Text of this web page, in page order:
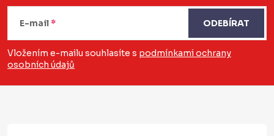
á
a
E-mail
Vložením e-mailu souhlasíte s podmínkami ochrany
osobních údajů
ODEBÍRAT